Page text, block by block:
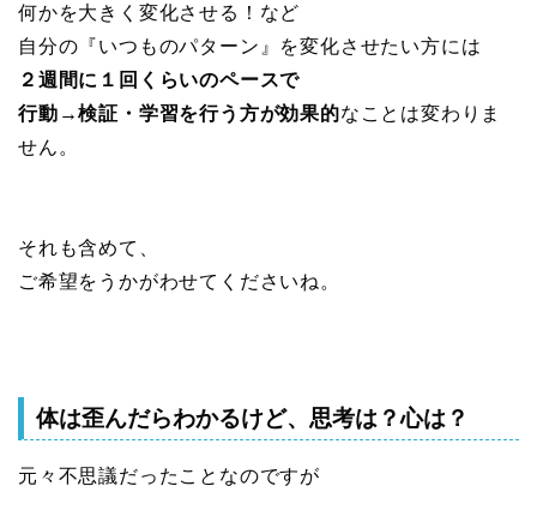
何かを大きく変化させる！など
自分の『いつものパターン』を変化させたい方には
２週間に１回くらいのペースで
行動→検証・学習を行う方が効果的なことは変わりま
せん。
それも含めて、
ご希望をうかがわせてくださいね。
体は歪んだらわかるけど、思考は？心は？
元々不思議だったことなのですが